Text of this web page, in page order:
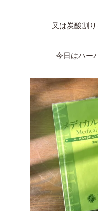
又は炭酸割
今日はハー